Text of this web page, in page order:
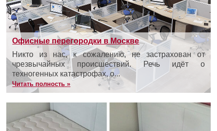
Офисные перегородки в Москве
Никто из нас, к сожалению, не застрахован от
чрезвычайных происшествий. Речь идёт о
техногенных катастрофах, о...
Читать полность »